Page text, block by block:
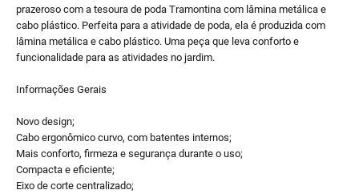
prazeroso com a tesoura de poda Tramontina com lâmina metálica e
cabo plástico. Perfeita para a atividade de poda, ela é produzida com
lâmina metálica e cabo plástico. Uma peça que leva conforto e
funcionalidade para as atividades no jardim.
Informações Gerais
Novo design;
Cabo ergonômico curvo, com batentes internos;
Mais conforto, firmeza e segurança durante o uso;
Compacta e eficiente;
Eixo de corte centralizado;